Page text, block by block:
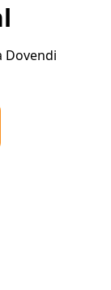
Dovendi